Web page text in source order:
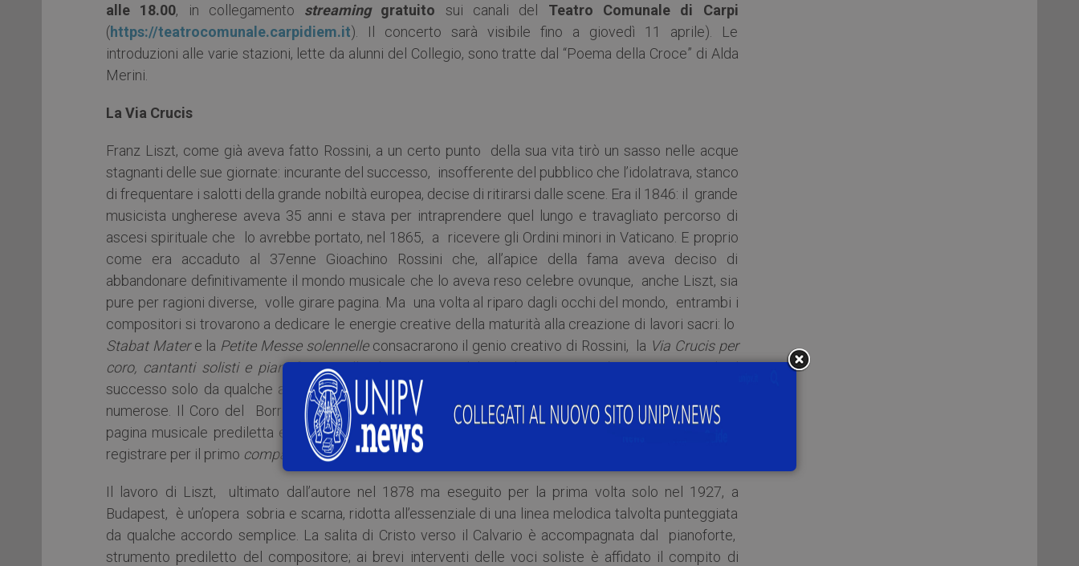
alle 18.00, in collegamento streaminggratuito sui canali del Teatro Comunale di Carpi
(https://teatrocomunale.carpidiem.it). Il concerto sarà visibile fino a giovedì 11 aprile). Le
introduzioni alle varie stazioni, lette da alunni del Collegio, sono tratte dal “Poema della Croce” di Alda
Merini.
La Via Crucis
Franz Liszt, come già aveva fatto Rossini, a un certo punto della sua vita tirò un sasso nelle acque
stagnanti delle sue giornate: incurante del successo, insofferente del pubblico che l’idolatrava, stanco
di frequentare i salotti della grande nobiltà europea, decise di ritirarsi dalle scene. Era il 1846: il grande
musicista ungherese aveva 35 anni e stava per intraprendere quel lungo e travagliato percorso di
ascesi spirituale che lo avrebbe portato, nel 1865, a ricevere gli Ordini minori in Vaticano. E proprio
come era accaduto al 37enne Gioachino Rossini che, all’apice della fama aveva deciso di
abbandonare definitivamente il mondo musicale che lo aveva reso celebre ovunque, anche Liszt, sia
pure per ragioni diverse, volle girare pagina. Ma una volta al riparo dagli occhi del mondo, entrambi i
compositori si trovarono a dedicare le energie creative della maturità alla creazione di lavori sacri: lo
Stabat Matere la Petite Messe solennelleconsacrarono il genio creativo di Rossini, la Via Crucis per
coro, cantanti solisti e pianofortequello di Liszt. Quest’ultimo lavoro, in verità, sta conoscendo il
successo solo da qualche anno a questa parte, grazie alle esecuzioni che si sono fatte via via più
numerose. Il Coro del Borromeo guidato dal maestro Marco Berrini ha scelto laVia Cruciscome
pagina musicale prediletta e, dopo averla presentata in concerto in numerose occasioni, l’ha voluta
registrare per il primo compact discche è ora in edicola, allegato alla rivista «Classic Voice».
Il lavoro di Liszt, ultimato dall’autore nel 1878 ma eseguito per la prima volta solo nel 1927, a
Budapest, è un’opera sobria e scarna, ridotta all’essenziale di una linea melodica talvolta punteggiata
da qualche accordo semplice. La salita di Cristo verso il Calvario è accompagnata dal pianoforte,
strumento prediletto del compositore; ai brevi interventi delle voci soliste è affidato il compito di